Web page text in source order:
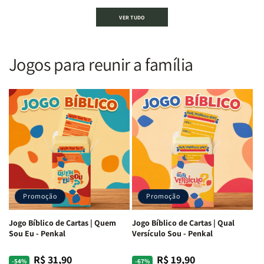
Almeida
Letra
Média
Full
Color
Brochura
Rei
Leão
Bíblia
Almeida
Letra
Média
&amp;
Full
Color
|
Brochura
|
Rei
Leão
Bíblia
PPM
|
|
Full
Color
Capa
Dura
Harpa
|
-
Cruz
Laranja
|
Full
Color
|
Capa
Dura
Harpa
|
-
Cruz
Laranja
VER TUDO
Jogos para reunir a família
Promoção
Jogo Bíblico de Cartas | Quem
Sou Eu - Penkal
-54% R$ 31,90
Promoção
Jogo Bíblico de Cartas | Qual
Versículo Sou - Penkal
-67% R$ 19,90